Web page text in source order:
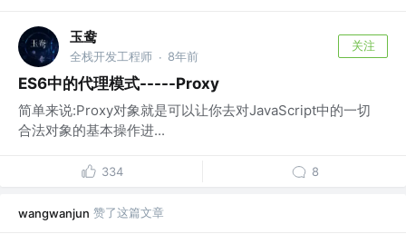
玉鸯
全栈开发工程师 · 8年前
关注
ES6中的代理模式-----Proxy
简单来说:Proxy对象就是可以让你去对JavaScript中的一切
合法对象的基本操作进...
334 8
wangwanjun 赞了这篇文章